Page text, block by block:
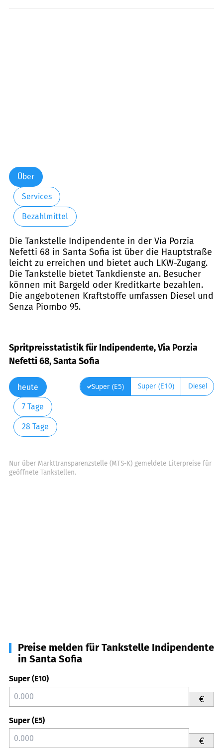
Über
Services
Bezahlmittel
Die Tankstelle Indipendente in der Via Porzia
Nefetti 68 in Santa Sofia ist über die Hauptstraße
leicht zu erreichen und bietet auch LKW-Zugang.
Die Tankstelle bietet Tankdienste an. Besucher
können mit Bargeld oder Kreditkarte bezahlen.
Die angebotenen Kraftstoffe umfassen Diesel und
Senza Piombo 95.
Spritpreisstatistik für Indipendente, Via Porzia
Nefetti 68, Santa Sofia
heute
7 Tage
28 Tage
Super (E5) Super (E10) Diesel
Nur über Markttransparenzstelle (MTS-K) gemeldete Literpreise für
geöffnete Tankstellen.
Preise melden für Tankstelle Indipendente
in Santa Sofia
Super (E10)
€
Super (E5)
€